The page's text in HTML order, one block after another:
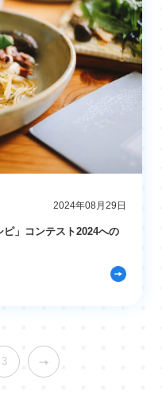
2024年08月29日
」コンテスト2024への
3